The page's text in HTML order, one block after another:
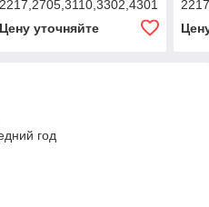
2217,2705,3110,3302,4301
Цену уточняйте
12
год